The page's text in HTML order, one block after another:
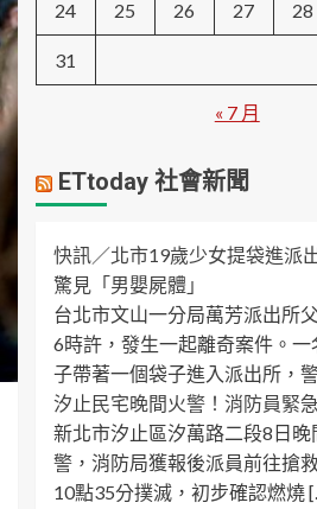
24 25 26 27 28
31
« 7 月
ETtoday 社會新聞
快訊／北市19歲少女提袋進
驚見「男嬰屍體」
台北市文山一分局萬芳派出所
6時許，發生一起離奇案件。一
子帶著一個袋子進入派出所，
汐止民宅晚間火警！消防員緊
新北市汐止區汐萬路二段8日晚
警，消防局獲報後派員前往搶
10點35分撲滅，初步確認燃燒